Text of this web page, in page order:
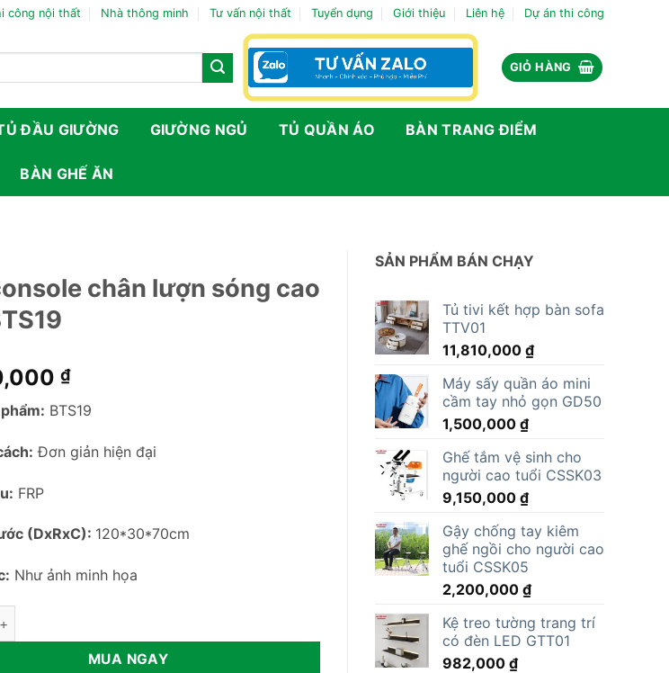
công nội thất Nhà thông minh Tư vấn nội thất Tuyển dụng Giới thiệu Liên hệ Dự án thi công
GIỎ HÀNG
ĐẦU GIƯỜNG GIƯỜNG NGỦ TỦ QUẦN ÁO BÀN TRANG ĐIỂM
BÀN GHẾ ĂN
SẢN PHẨM BÁN CHẠY
Tủ tivi kết hợp bàn sofa
TTV01
11,810,000 ₫
Máy sấy quần áo mini
cầm tay nhỏ gọn GD50
1,500,000 ₫
Ghế tắm vệ sinh cho
người cao tuổi CSSK03
9,150,000 ₫
Gậy chống tay kiêm
ghế ngồi cho người cao
tuổi CSSK05
2,200,000 ₫
Kệ treo tường trang trí
có đèn LED GTT01
982,000 ₫
chân lượn sóng cao
₫
BTS19
Đơn giản hiện đại
FRP
(DxRxC): 120*30*70cm
Như ảnh minh họa
chân lượn sóng cao cấp BTS19 số lượng
MUA NGAY